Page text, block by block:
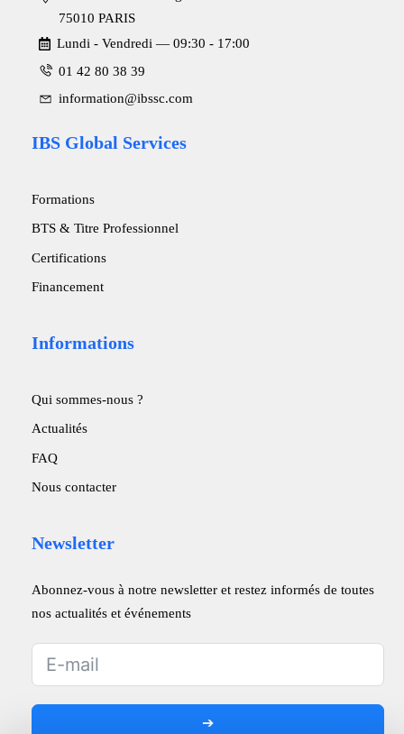
75010 PARIS
Lundi - Vendredi ― 09:30 - 17:00
01 42 80 38 39
information@ibssc.com
IBS Global Services
Formations
BTS & Titre Professionnel
Certifications
Financement
Informations
Qui sommes-nous ?
Actualités
FAQ
Nous contacter
Newsletter
Abonnez-vous à notre newsletter et restez informés de toutes
nos actualités et événements
➔